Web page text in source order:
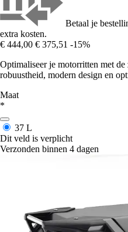
Betaal je
extra kosten.
€ 444,00 € 375,51 -15%
Optimaliseer je motorritten met
robuustheid, modern design en
Maat
*
37 L
Dit veld is verplicht
Verzonden binnen 4 dagen